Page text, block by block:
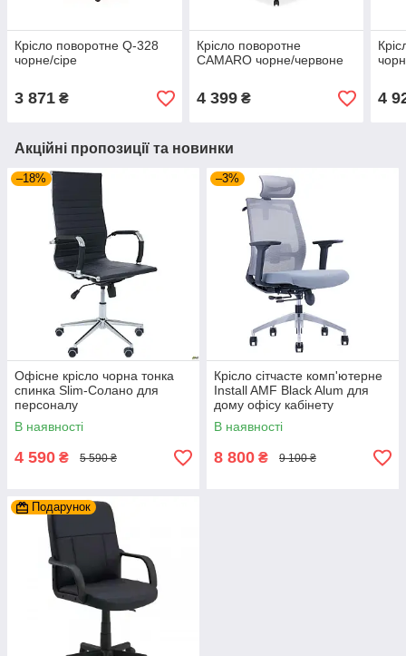
Крісло поворотне Q-328
чорне/сіре
3 871 ₴
Крісло поворотне
CAMARO чорне/червоне
4 399₴ 4
Акційні пропозиції та новинки
–18%
Офісне крісло чорна тонка
спинка Slim-Солано для
персоналу
В наявності
4 590 ₴ 5 590 ₴
–3%
Крісло сітчасте комп'ютерне
Install AMF Black Alum для
дому офісу кабінету
керівника
В наявності
8 800 ₴ 9 100 ₴
Подарунок